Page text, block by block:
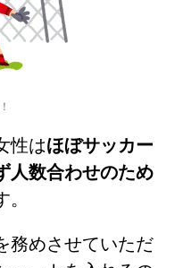
性はほぼサッカー
人数合わせのため
務めさせていただ